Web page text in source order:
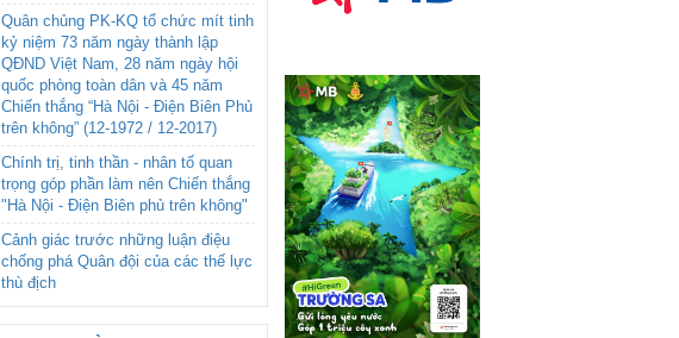
Quân chủng PK-KQ tổ chức mít tinh
kỷ niệm 73 năm ngày thành lập
QĐND Việt Nam, 28 năm ngày hội
quốc phòng toàn dân và 45 năm
Chiến thắng “Hà Nội - Điện Biên Phủ
trên không” (12-1972 / 12-2017)
Chính trị, tinh thần - nhân tố quan
trọng góp phần làm nên Chiến thắng
"Hà Nội - Điện Biên phủ trên không"
Cảnh giác trước những luận điệu
chống phá Quân đội của các thế lực
thù địch